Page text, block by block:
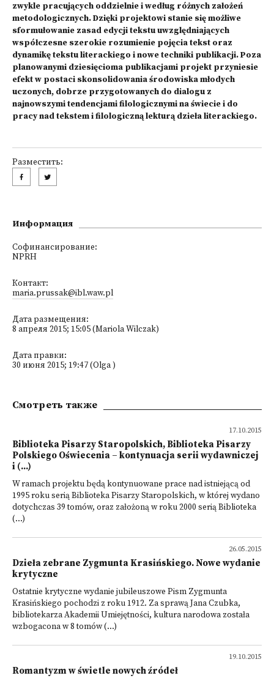
zwykle pracujących oddzielnie i według różnych założeń
metodologicznych. Dzięki projektowi stanie się możliwe
sformułowanie zasad edycji tekstu uwzględniających
współczesne szerokie rozumienie pojęcia tekst oraz
dynamikę tekstu literackiego i nowe techniki publikacji. Poza
planowanymi dziesięcioma publikacjami projekt przyniesie
efekt w postaci skonsolidowania środowiska młodych
uczonych, dobrze przygotowanych do dialogu z
najnowszymi tendencjami filologicznymi na świecie i do
pracy nad tekstem i filologiczną lekturą dzieła literackiego.
Разместить:
Информация
Софинансирование:
NPRH
Контакт:
maria.prussak@ibl.waw.pl
Дата размещения:
8 апреля 2015; 15:05 (Mariola Wilczak)
Дата правки:
30 июня 2015; 19:47 (Olga )
Смотреть также
17.10.2015
Biblioteka Pisarzy Staropolskich, Biblioteka Pisarzy
Polskiego Oświecenia – kontynuacja serii wydawniczej
i (...)
W ramach projektu będą kontynuowane prace nad istniejącą od
1995 roku serią Biblioteka Pisarzy Staropolskich, w której wydano
dotychczas 39 tomów, oraz założoną w roku 2000 serią Biblioteka
(...)
26.05.2015
Dzieła zebrane Zygmunta Krasińskiego. Nowe wydanie
krytyczne
Ostatnie krytyczne wydanie jubileuszowe Pism Zygmunta
Krasińskiego pochodzi z roku 1912. Za sprawą Jana Czubka,
bibliotekarza Akademii Umiejętności, kultura narodowa została
wzbogacona w 8 tomów (...)
19.10.2015
Romantyzm w świetle nowych źródeł